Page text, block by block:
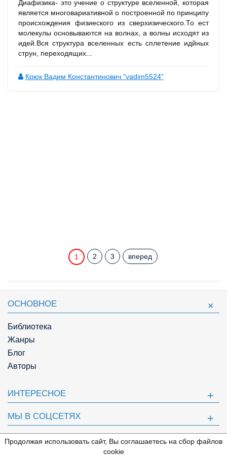
Диафизика- это учение о структуре вселенной, которая
является многовариативной о построенной по принципу
происхождения физиеского из сверхизического.То ест
молекулы основываются на волнах, а волны исходят из
идей.Вся структура вселенных есть сплетение идйных
струн, переходящих...
Крюк Вадим Константинович "vadim5524"
1 2 3 вперед
⇩
ОСНОВНОЕ
Библиотека
Жанры
Блог
Авторы
ИНТЕРЕСНОЕ
МЫ В СОЦСЕТЯХ
ПОЛЕЗНОЕ
Продолжая использовать сайт, Вы соглашаетесь на сбор файлов
cookie